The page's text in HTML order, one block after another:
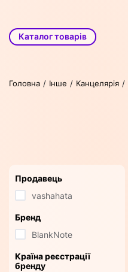
Каталог товарів
Головна Інше Канцелярія
Продавець
vashahata
Бренд
BlankNote
Країна реєстрації
бренду